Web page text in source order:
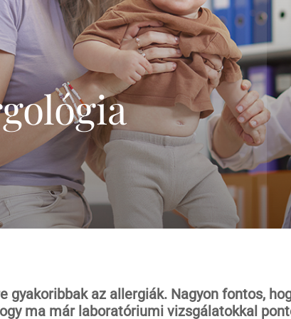
szűrőtesztek
Trisomy-tesztek
NIFTY-pro teszt
GeneSafe-teszt
Magzati kromoszóma-
Terhesgondozási
3D,4D Babamozi
gyakoribbak az allergiák. Nagyon fontos,
ma már laboratóriumi vizsgálatokkal